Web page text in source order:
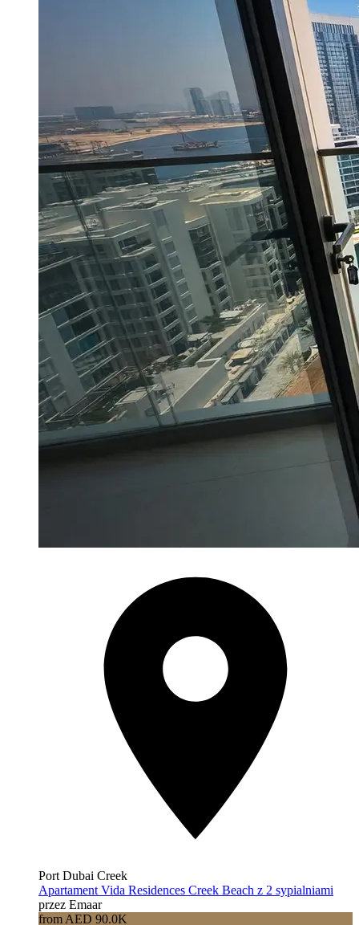
Port Dubai Creek
Apartament Vida Residences Creek Beach z 2 sypialniami
przez Emaar
from AED 90.0K